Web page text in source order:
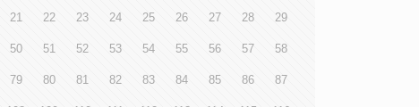
21 22 23 24 25 26 27 28 29
50 51 52 53 54 55 56 57 58
79 80 81 82 83 84 85 86 87